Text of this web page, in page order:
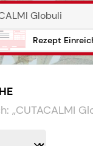
Rezept
„CUTACALMI